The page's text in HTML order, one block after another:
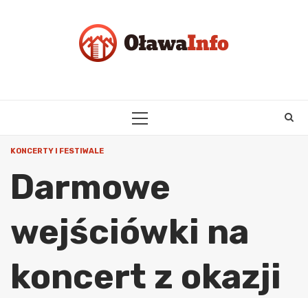
PRIMARY
KONCERTY I FESTIWALE
Darmowe
wejściówki na
koncert z okazji